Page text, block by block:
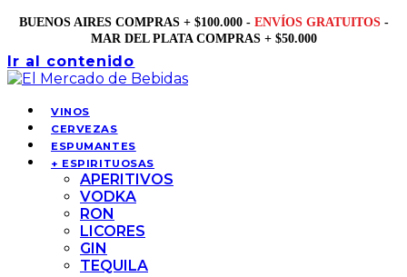
BUENOS AIRES COMPRAS + $100.000 - ENVÍOS GRATUITOS -
MAR DEL PLATA COMPRAS + $50.000
Ir al contenido
VINOS
CERVEZAS
ESPUMANTES
+ ESPIRITUOSAS
APERITIVOS
VODKA
RON
LICORES
GIN
TEQUILA